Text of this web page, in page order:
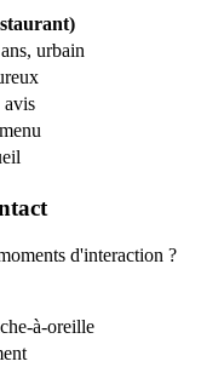
urbain
avis
d'interaction ?
à-oreille